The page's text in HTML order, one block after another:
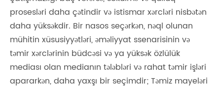
prosesləri daha çətindir və istismar xərcləri nisbətən
daha yüksəkdir. Bir nasos seçərkən, nəql olunan
mühitin xüsusiyyətləri, əməliyyat ssenarisinin və
təmir xərclərinin büdcəsi və ya yüksək özlülük
mediası olan medianın tələbləri və rahat təmir işləri
apararkən, daha yaxşı bir seçimdir; Təmiz mayeləri